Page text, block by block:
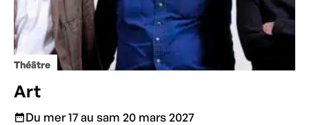
Théâtre
Art
Du mer 17 au sam 20 mars 2027